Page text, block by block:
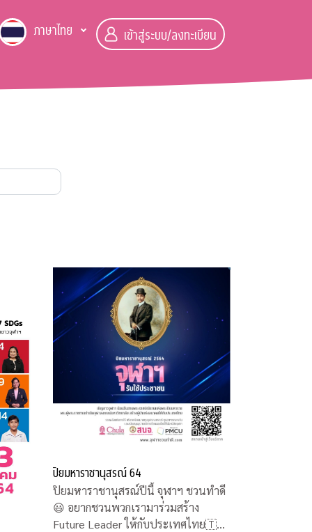
ภาษาไทย เข้าสู่ระบบ/ลงทะเบียน
ปิยมหาราชานุสรณ์ 64
ปิยมหาราชานุสรณ์ปีนี้ จุฬาฯ ชวนทำดี
😃 อยากชวนพวกเรามาร่วมสร้าง
Future Leader ให้กับประเทศไทย🇹🇭